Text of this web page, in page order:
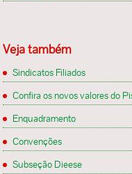
Veja também
Sindicatos Filiados
Confira os novos valores do
Enquadramento
Convenções
Subseção Dieese